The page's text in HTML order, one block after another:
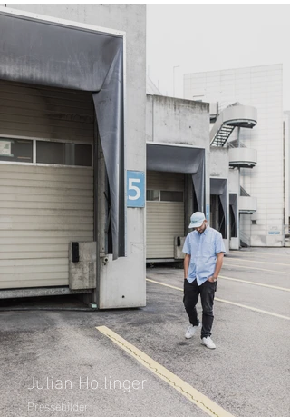
Julian Hollinger
Pressebilder